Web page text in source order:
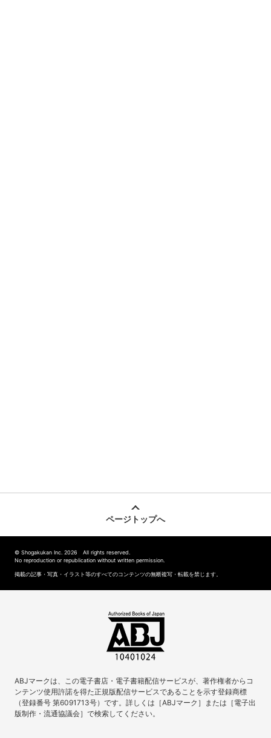
ページトップへ
© Shogakukan Inc. 2026 All rights reserved.
No reproduction or republication without written permission.
掲載の記事・写真・イラスト等のすべてのコンテンツの無断複写・転載を禁じます。
ABJマークは、この電子書店・電子書籍配信サービスが、著作権者からコ
ンテンツ使用許諾を得た正規版配信サービスであることを示す登録商標
（登録番号 第6091713号）です。詳しくは［ABJマーク］または［電子出
版制作・流通協議会］で検索してください。